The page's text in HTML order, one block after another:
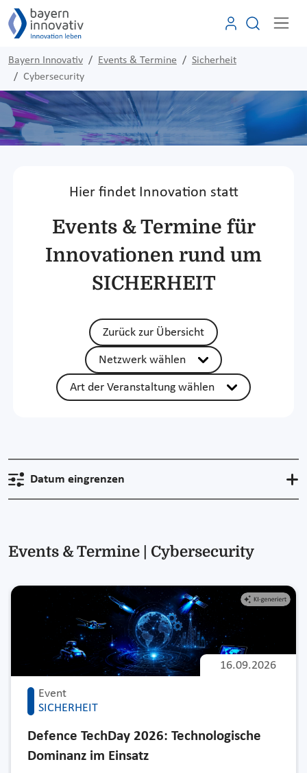
Bayern Innovativ Events & Termine
Sicherheit
Cybersecurity
Hier findet Innovation statt
Events & Termine für
Innovationen rund um
SICHERHEIT
Zurück zur Übersicht
Netzwerk wählen
Art der Veranstaltung wählen
Datum eingrenzen
Events & Termine | Cybersecurity
Event
SICHERHEIT
16.09.2026
Defence TechDay 2026: Technologische
Dominanz im Einsatz